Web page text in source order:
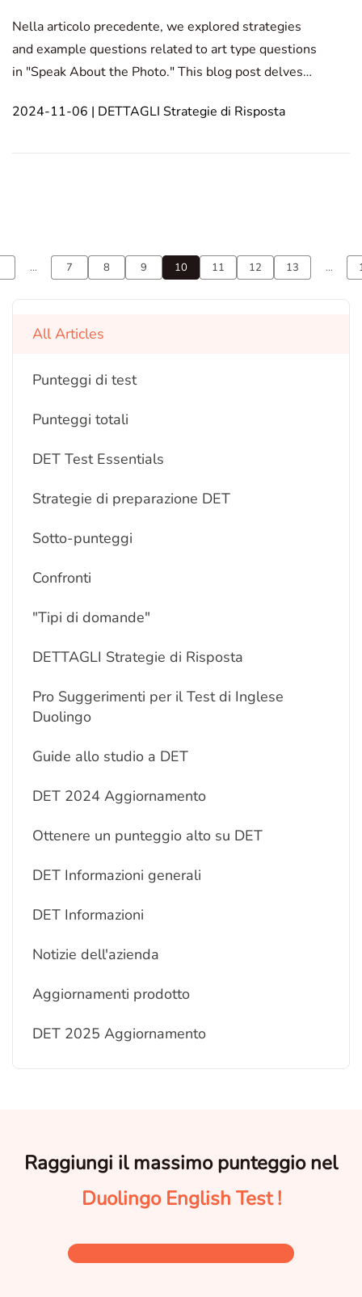
All Articles
Punteggi di test
Punteggi totali
DET Test Essentials
Strategie di preparazione DET
Sotto-punteggi
Confronti
"Tipi di domande"
DETTAGLI Strategie di Risposta
Pro Suggerimenti per il Test di Inglese
Duolingo
Guide allo studio a DET
DET 2024 Aggiornamento
Ottenere un punteggio alto su DET
DET Informazioni generali
DET Informazioni
Notizie dell'azienda
Aggiornamenti prodotto
DET 2025 Aggiornamento
Nella articolo precedente, we explored strategies
and example questions related to art type questions
in "Speak About the Photo." This blog post delves
for the "Street Scenes and Architecture" type. Speak
2024-11-06 | DETTAGLI Strategie di Risposta
... 7 8 9 10 11 12 13 ...
Raggiungi il massimo punteggio nel
Duolingo English Test !